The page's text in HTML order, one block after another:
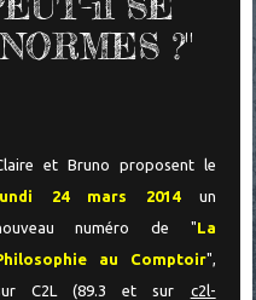
?"
et Bruno proposent le
24 mars 2014un
numéro de "La
au Comptoir",
C2L (89.3 et sur c2l-